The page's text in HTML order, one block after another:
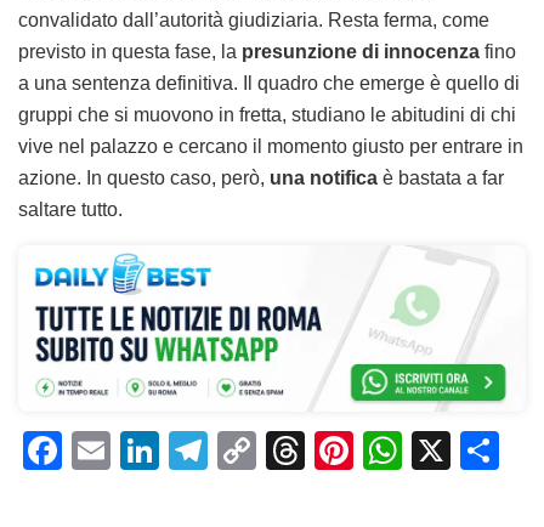
convalidato dall’autorità giudiziaria. Resta ferma, come
previsto in questa fase, la presunzione di innocenza fino
a una sentenza definitiva. Il quadro che emerge è quello di
gruppi che si muovono in fretta, studiano le abitudini di chi
vive nel palazzo e cercano il momento giusto per entrare in
azione. In questo caso, però, una notifica è bastata a far
saltare tutto.
F
E
Li T
C
T
Pi W X